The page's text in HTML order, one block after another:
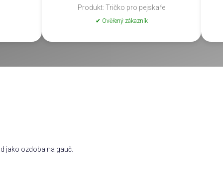
Produkt: Tričko pro pejskaře
✔ Ověřený zákazník
jako ozdoba na gauč.